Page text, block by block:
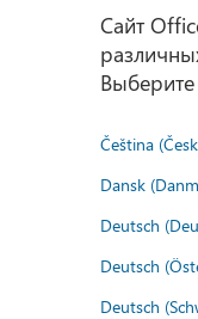
Сайт
Čeština
Dansk
Deutsch
Deutsch
Deutsch